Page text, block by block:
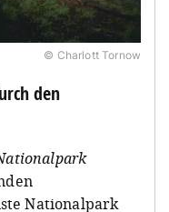
© Charlott Tornow
den
Nationalpark